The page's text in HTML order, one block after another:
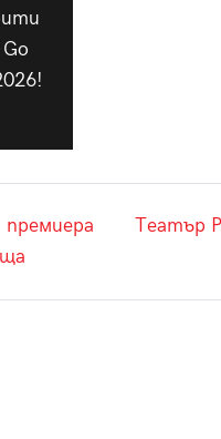
премиера Театър